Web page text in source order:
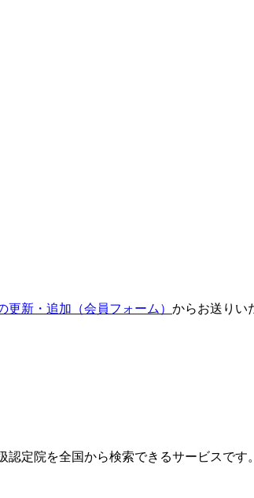
更新・追加（会員フォーム） からお送りい
定院を全国から検索できるサービスです。